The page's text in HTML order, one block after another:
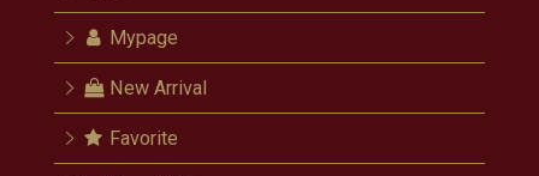
Mypage
New Arrival
Favorite